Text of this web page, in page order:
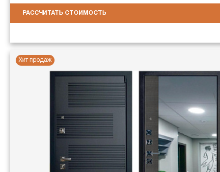
РАССЧИТАТЬ СТОИМОСТЬ
Хит продаж